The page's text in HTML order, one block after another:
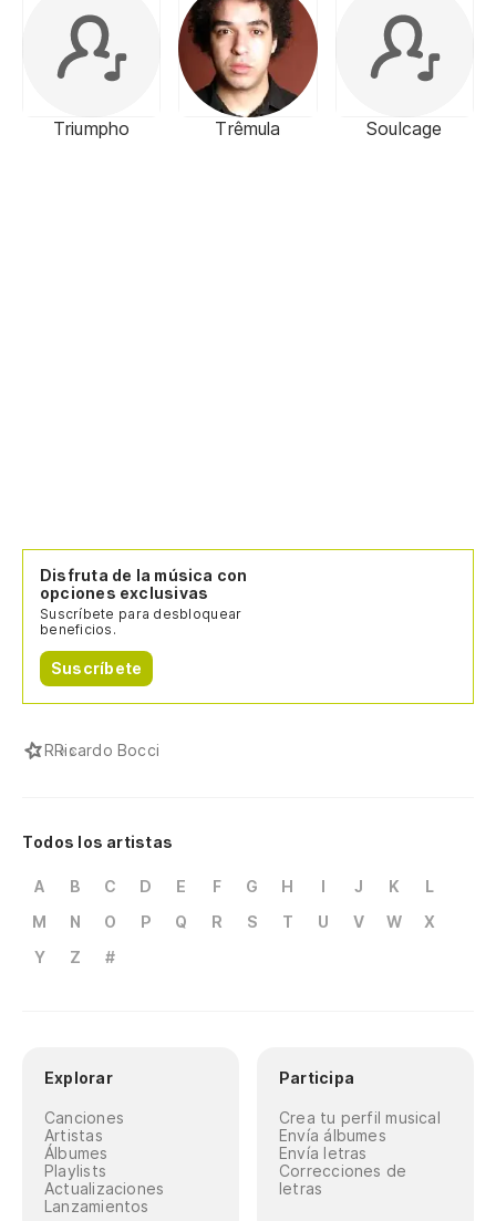
Triumpho Trêmula Soulcage
Disfruta de la música con
opciones exclusivas
Suscríbete para desbloquear
beneficios.
Suscríbete
RRicardo Bocci
Todos los artistas
A B C D E F G H I J K
L
M
N O P Q R S T U V W
X
Y
Z #
Explorar
Canciones
Artistas
Álbumes
Playlists
Actualizaciones
Lanzamientos
Participa
Crea tu perfil musical
Envía álbumes
Envía letras
Correcciones de
letras